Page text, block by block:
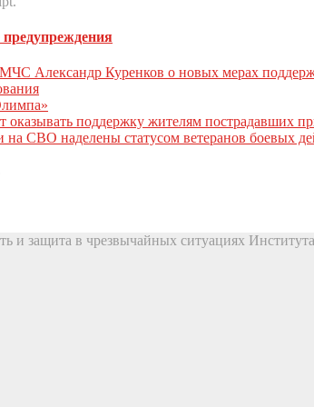
МЧС Александр Куренков о новых мерах
поддержку жителям пострадавших
СВО наделены статусом ветеранов боевых
и защита в чрезвычайных ситуациях